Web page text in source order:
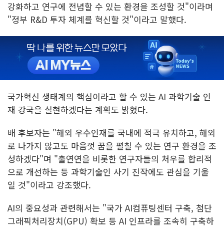
강화하고 연구에 전념할 수 있는 환경을 조성할 것"이라며
"정부 R&D 투자 체계를 혁신할 것"이라고 말했다.
국가혁신 생태계의 핵심이라고 할 수 있는 AI 과학기술 인
재 강국을 실현하겠다는 계획도 밝혔다.
배 후보자는 "해외 우수인재를 국내에 적극 유치하고, 해외
로 나가지 않고도 마음껏 꿈을 펼칠 수 있는 연구 환경을 조
성하겠다"며 "출연연을 비롯한 연구자들의 처우를 합리적
으로 개선하는 등 과학기술인 사기 진작에도 관심을 기울
일 것"이라고 강조했다.
AI의 중요성과 관련해서는 "국가 AI컴퓨팅센터 구축, 첨단
그래픽처리장치(GPU) 확보 등 AI 인프라를 조속히 구축하